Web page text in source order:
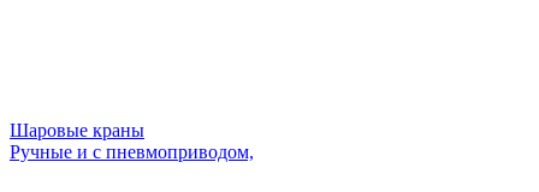
Шаровые краны
Ручные и с пневмоприводом,